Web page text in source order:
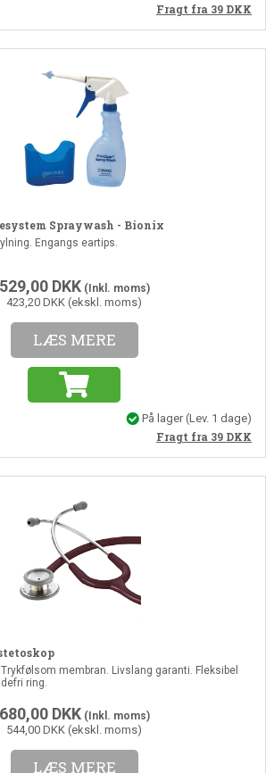
Fragt fra 39 DKK
Spraywash - Bionix
Engangs eartips.
529,00 DKK(Inkl. moms)
423,20 DKK (ekskl. moms)
LÆS MERE
På lager(Lev. 1 dage)
Fragt fra 39 DKK
membran. Livslang garanti. Fleksibel
ring.
680,00 DKK(Inkl. moms)
544,00 DKK (ekskl. moms)
LÆS MERE